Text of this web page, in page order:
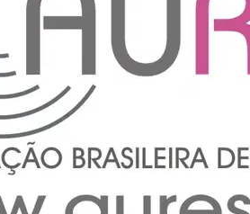
e a arte: Festivais